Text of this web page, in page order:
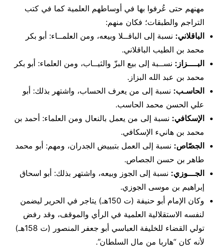
مهنهم حتى عُرفوا بها في أوساطهم العلمية كما في كتب
التراجم والطبقات؛ فكان منهم:
الباقلاني: نسبة إلى الباقــلا وبيعه، ومن العلمــاء: أبو بكر
محمد بن الطيب الباقلاني.
البــــزاز: نســبة إلى بيع البزّ والثيــاب، ومن العلماء: أبو بكر
محمد بن عبد الله البزاز.
الحاسـب: نسبة إلى من يعرف الحساب، واشتهر بذلك: أبو
علي الحسن محمد الحاسب.
الإسكافي: نسبة إلى من يعمل بالنعال ومن العلماء: أحمد بن
محمد بن هانيء الإسكافي.
الجصّاص: نسبة إلى العمل بتبييض الجدران، ومهم: أبو محمد
طاهر بن حسن الجصاص.
الجـــوزي: نسبة إلى الجوز وبيعه، واشتهر بذلك: أبو اسحاق
إبراهيم بن موسى الجوزي.
وكان الإمام أبو حنيفة (ت 150هـ) يتاجر في الحرير ليضمن
لنفسه الاستقلالية العلمية في الرأي والموقف، وقد رفض
تولي القضاء للخليفة العباسي أبو جعفر المنصور (ت 158هـ)
لأنه كان “هاربا من مال السلطان”.